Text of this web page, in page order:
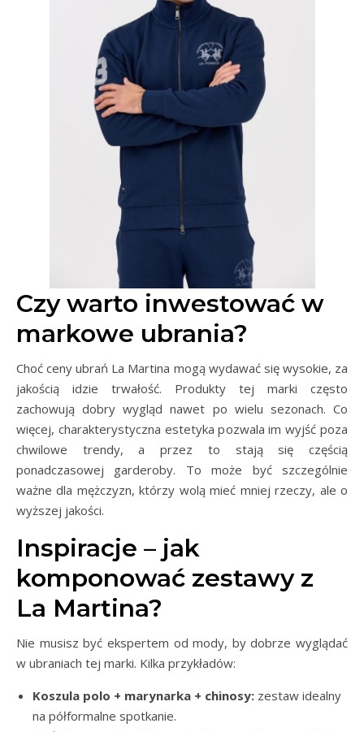
Czy warto inwestować w
markowe ubrania?
Choć ceny ubrań La Martina mogą wydawać się wysokie, za
jakością idzie trwałość. Produkty tej marki często
zachowują dobry wygląd nawet po wielu sezonach. Co
więcej, charakterystyczna estetyka pozwala im wyjść poza
chwilowe trendy, a przez to stają się częścią
ponadczasowej garderoby. To może być szczególnie
ważne dla mężczyzn, którzy wolą mieć mniej rzeczy, ale o
wyższej jakości.
Inspiracje – jak
komponować zestawy z
La Martina?
Nie musisz być ekspertem od mody, by dobrze wyglądać
w ubraniach tej marki. Kilka przykładów:
Koszula polo + marynarka + chinosy: zestaw idealny
na półformalne spotkanie.